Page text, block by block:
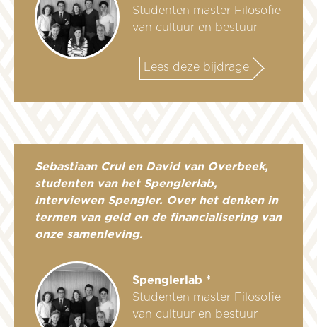
Studenten master Filosofie
van cultuur en bestuur
Lees deze bijdrage
Sebastiaan Crul en David van Overbeek,
studenten van het Spenglerlab,
interviewen Spengler. Over het denken in
termen van geld en de financialisering van
onze samenleving.
Spenglerlab *
Studenten master Filosofie
van cultuur en bestuur